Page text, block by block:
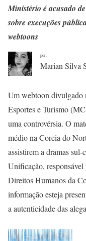
Ministério é acusado
sobre execuções
webtoons
por:
Marian Silva
Um webtoon divulgado
Esportes e Turismo
uma controvérsia. O
médio na Coreia do
assistirem a dramas
Unificação,
Direitos Humanos da
informação esteja
a autenticidade das